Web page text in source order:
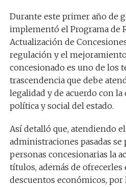
Durante este primer año de
implementó el Programa de
Actualización de
regulación y el
concesionado es uno de los
trascendencia que debe
legalidad y de acuerdo con
política y social del estado.
Así detalló que, atendiendo
administraciones pasadas se
personas concesionarias la
títulos, además de ofrecerles
descuentos económicos, por